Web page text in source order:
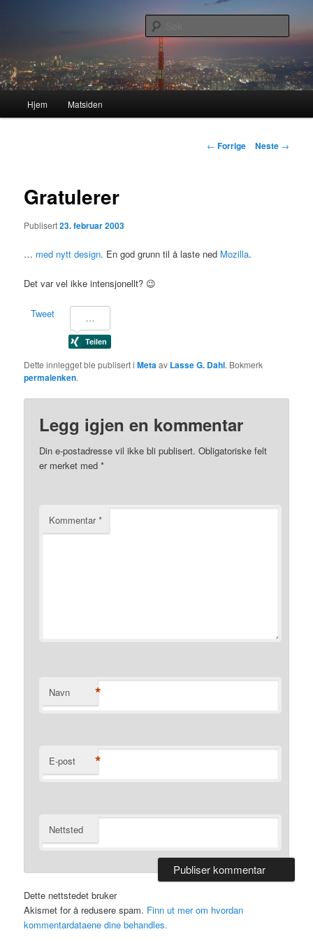
hovedinnholdet
Lasses hjemmeside
Hjem Matsiden
Innleggsnavigasjon
← Forrige Neste →
Gratulerer
Publisert23. februar 2003
… med nytt design. En god grunn til å laste ned Mozilla.
Det var vel ikke intensjonellt? 😉
Tweet
Dette innlegget ble publisert iMeta av Lasse G. Dahl. Bokmerk
permalenken.
Legg igjen en kommentar
Din e-postadresse vil ikke bli publisert. Obligatoriske felt
er merket med*
Kommentar*
Navn *
E-post *
Nettsted
Dette nettstedet bruker
Akismet for å redusere spam. Finn ut mer om hvordan
kommentardataene dine behandles.